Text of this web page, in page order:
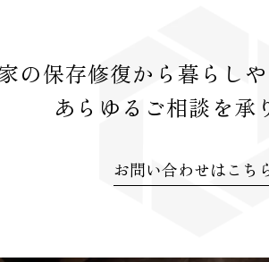
の保存修復から 暮らし
あらゆるご相談を承
お問い合わせはこち